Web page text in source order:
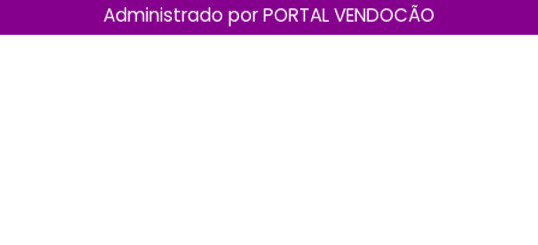
Administrado porPORTAL VENDOCÃO